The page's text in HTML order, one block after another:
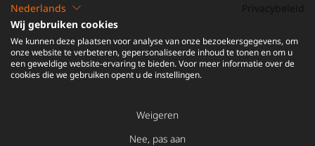
VOEG TOE AAN
©2016-2026 - ProTubeVR™
Verzending en douanerechten
Terugbetaling
Nederlands
Wij gebruiken cookies
We kunnen deze plaatsen voor analyse van onze bezoekersgegevens, om
onze website te verbeteren, gepersonaliseerde inhoud te tonen en om u
een geweldige website-ervaring te bieden. Voor meer informatie over de
cookies die we gebruiken opent u de instellingen.
Weigeren
Nee, pas aan